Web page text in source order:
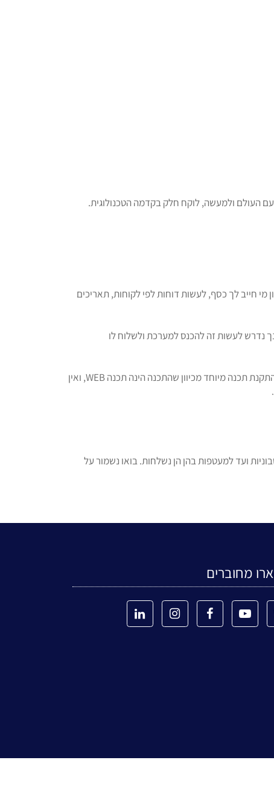
העולם ולמעשה, לוקח חלק בקדמה הטכנולוגית.
חייב לך כסף, לעשות דוחות לפי לקוחות, תאריכים
נדרש לעשות זה להכנס למערכת ולשלוח לו
כיום, אין צורך להסתובב עם פנקס החשבוניות או הקבלות. הפקת המסמכים אפשרית מכל מכשיר בעל גישה לאינטרנט. אין צורך בהתקנת תכנה מיוחד מכיוון שהתכנה הינה תכנה WEB, ואין
ועד למעטפות בהן הן נשלחות. בואו נשמור על
מחוברים